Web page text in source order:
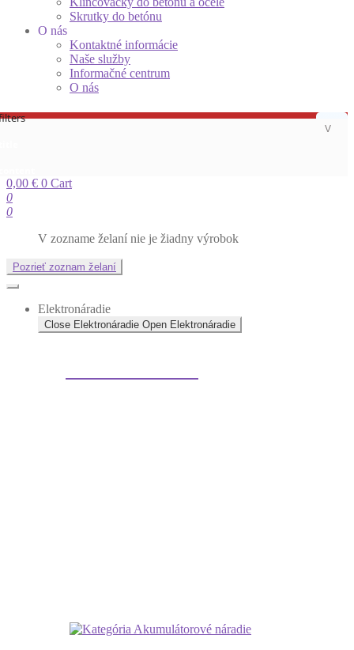
Skrutky do betónu
O nás
Kontaktné informácie
Naše služby
Informačné centrum
O nás
0,00 € 0 Cart
0
0
V zozname želaní nie je žiadny výrobok
Pozrieť zoznam želaní
Elektronáradie
Close Elektronáradie Open Elektronáradie